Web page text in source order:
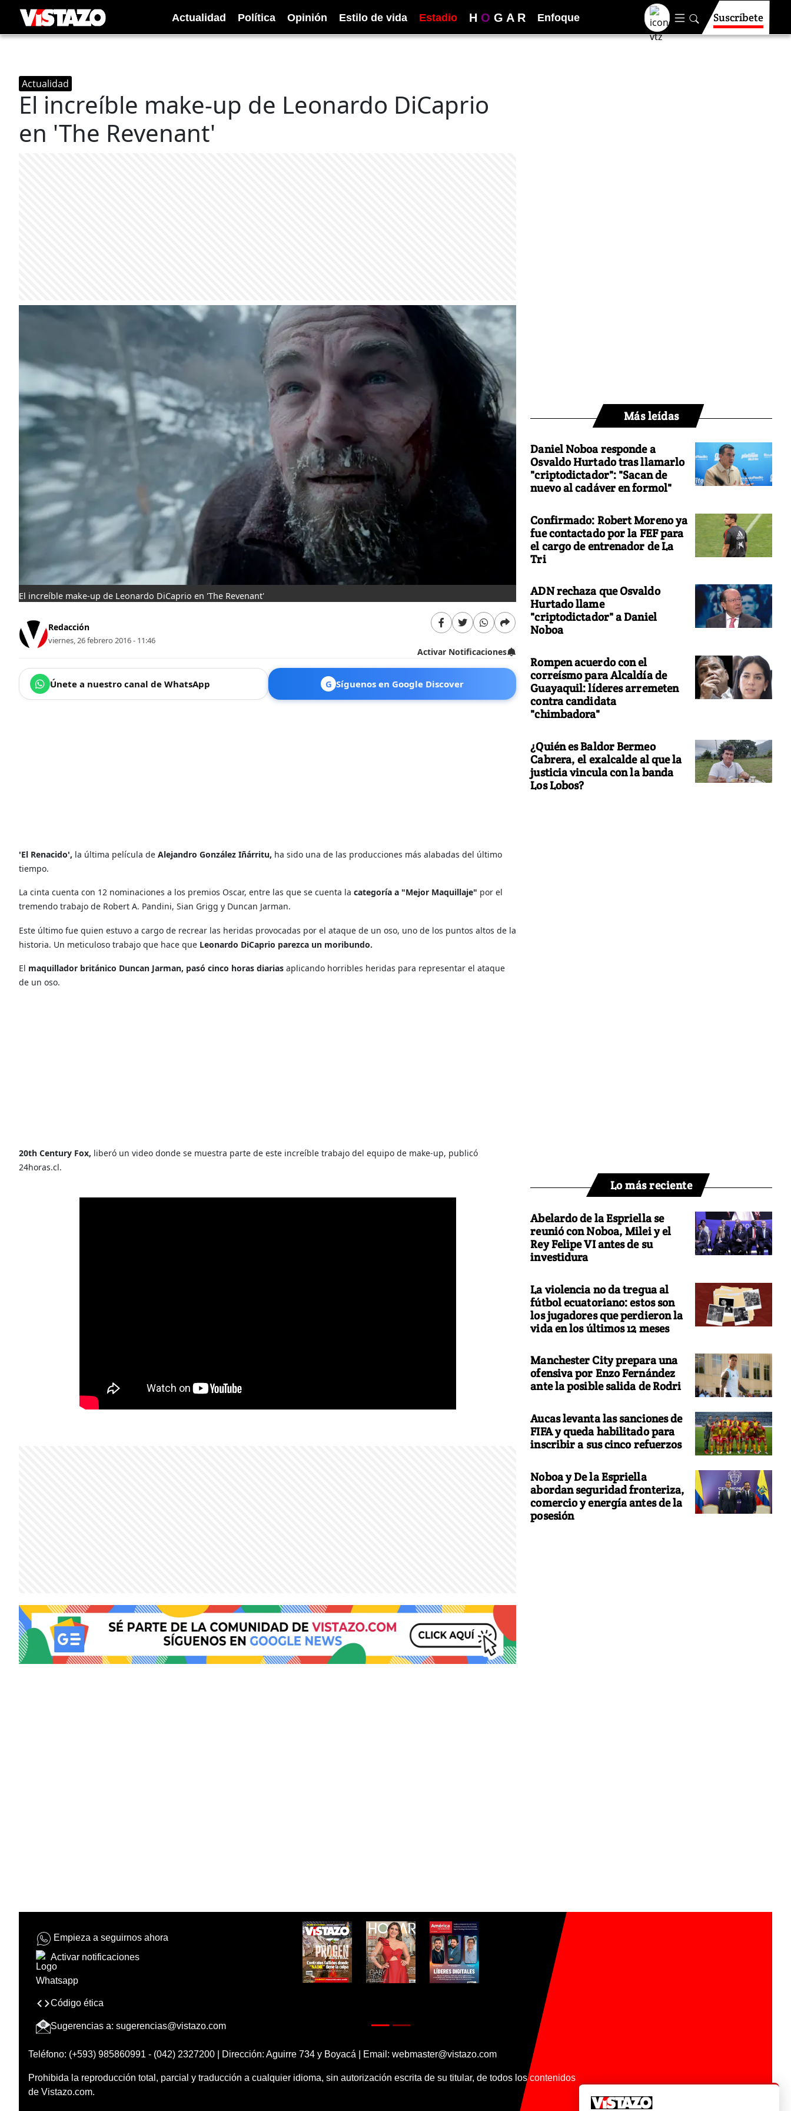
Actualidad Política Opinión Estilo de vida Estadio H O G A R Enfoque Suscríbete
Actualidad
El increíble make-up de Leonardo DiCaprio
en 'The Revenant'
El increíble make-up de Leonardo DiCaprio en 'The Revenant'
Redacción
viernes, 26 febrero 2016 - 11:46
Activar Notificaciones
Únete a nuestro canal de WhatsApp G Síguenos en Google Discover
'El Renacido', la última película de Alejandro González Iñárritu, ha sido una de las producciones más alabadas del último
tiempo.
La cinta cuenta con 12 nominaciones a los premios Oscar, entre las que se cuenta la categoría a "Mejor Maquillaje" por el
tremendo trabajo de Robert A. Pandini, Sian Grigg y Duncan Jarman.
Este último fue quien estuvo a cargo de recrear las heridas provocadas por el ataque de un oso, uno de los puntos altos de la
historia. Un meticuloso trabajo que hace que Leonardo DiCaprio parezca un moribundo.
El maquillador británico Duncan Jarman, pasó cinco horas diarias aplicando horribles heridas para representar el ataque
de un oso.
20th Century Fox, liberó un video donde se muestra parte de este increíble trabajo del equipo de make-up, publicó
24horas.cl.
Más leídas
Daniel Noboa responde a
Osvaldo Hurtado tras llamarlo
"criptodictador": "Sacan de
nuevo al cadáver en formol"
Confirmado: Robert Moreno ya
fue contactado por la FEF para
el cargo de entrenador de La
Tri
ADN rechaza que Osvaldo
Hurtado llame
"criptodictador" a Daniel
Noboa
Rompen acuerdo con el
correísmo para Alcaldía de
Guayaquil: líderes arremeten
contra candidata
"chimbadora"
¿Quién es Baldor Bermeo
Cabrera, el exalcalde al que la
justicia vincula con la banda
Los Lobos?
Lo más reciente
Abelardo de la Espriella se
reunió con Noboa, Milei y el
Rey Felipe VI antes de su
investidura
La violencia no da tregua al
fútbol ecuatoriano: estos son
los jugadores que perdieron la
vida en los últimos 12 meses
Manchester City prepara una
ofensiva por Enzo Fernández
ante la posible salida de Rodri
Aucas levanta las sanciones de
FIFA y queda habilitado para
inscribir a sus cinco refuerzos
Noboa y De la Espriella
abordan seguridad fronteriza,
comercio y energía antes de la
posesión
Empieza a seguirnos ahora
Activar notificaciones
Código ética
Sugerencias a: sugerencias@vistazo.com
Teléfono: (+593) 985860991 - (042) 2327200 | Dirección: Aguirre 734 y Boyacá | Email: webmaster@vistazo.com
Prohibida la reproducción total, parcial y traducción a cualquier idioma, sin autorización escrita de su titular, de todos los contenidos
de Vistazo.com.